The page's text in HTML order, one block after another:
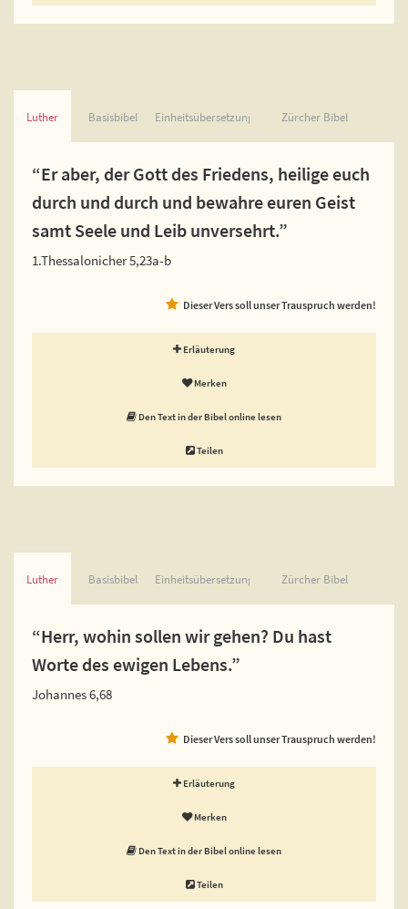
Luther Basisbibel Einheitsübersetzung Zürcher Bibel
“Er aber, der Gott des Friedens, heilige euch
durch und durch und bewahre euren Geist
samt Seele und Leib unversehrt.”
1.Thessalonicher 5,23a-b
Dieser Vers soll unser Trauspruch werden!
Erläuterung
Merken
Den Text in der Bibel online lesen
Teilen
Luther Basisbibel Einheitsübersetzung Zürcher Bibel
“Herr, wohin sollen wir gehen? Du hast
Worte des ewigen Lebens.”
Johannes 6,68
Dieser Vers soll unser Trauspruch werden!
Erläuterung
Merken
Den Text in der Bibel online lesen
Teilen